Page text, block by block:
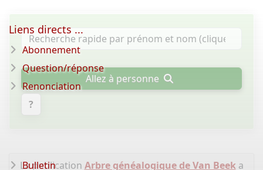
Allez à personne
?
La publication Arbre généalogique de Van Beeka
Liens directs ...
Abonnement
Question/réponse
Renonciation
Bulletin